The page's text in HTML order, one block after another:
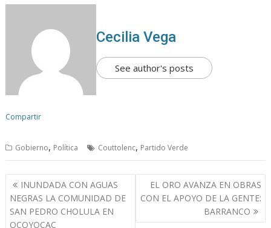
Cecilia Vega
See author's posts
Compartir
Gobierno, Política Couttolenc, Partido Verde
N
a
v
INUNDADA CON AGUAS
NEGRAS LA COMUNIDAD DE
SAN PEDRO CHOLULA EN
OCOYOCAC
EL ORO AVANZA EN OBRAS
CON EL APOYO DE LA GENTE:
BARRANCO